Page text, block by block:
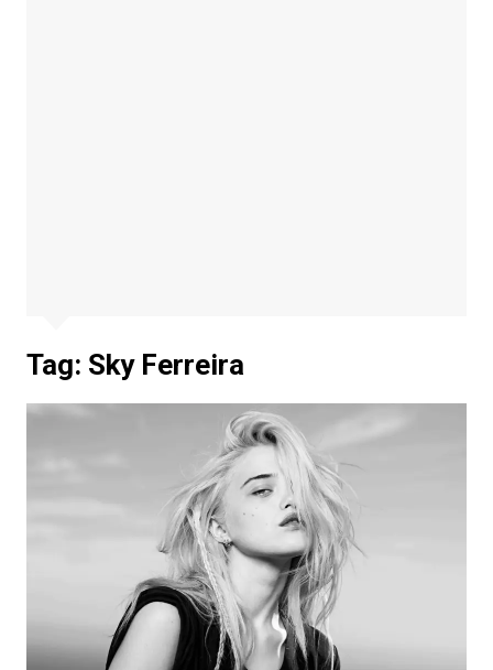
Tag: Sky Ferreira